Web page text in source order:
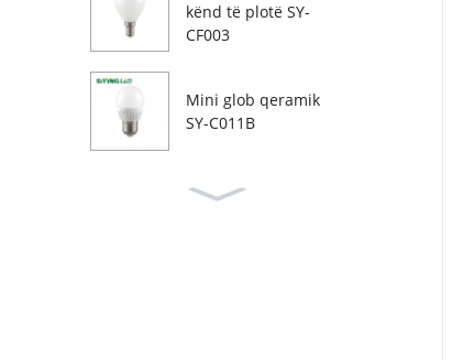
kënd të plotë SY-
CF003
Mini glob qeramik
SY-C011B